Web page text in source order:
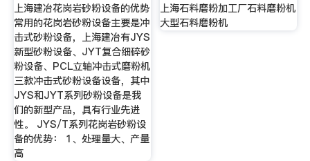
上海建冶花岗岩砂粉设备的优势
常用的花岗岩砂粉设备主要是冲
击式砂粉设备，上海建冶有JYS
新型砂粉设备、JYT复合细碎砂
粉设备、PCL立轴冲击式磨粉机
三款冲击式砂粉设备设备，其中
JYS和JYT系列砂粉设备是我
们的新型产品，具有行业先进
性。 JYS/T系列花岗岩砂粉设
备的优势： 1、处理量大、产量
高
上海石料磨粉加工厂石料磨粉机
大型石料磨粉机